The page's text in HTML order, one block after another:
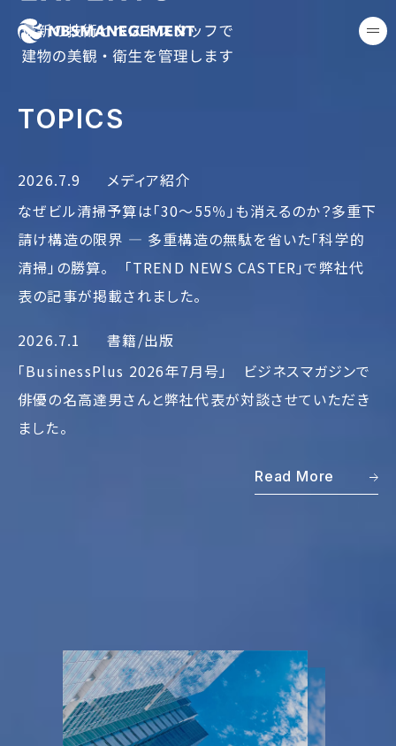
東京の清掃会社｜株式会社
TOPICS
2026.7.9
メディア紹介
なぜビル清掃予算は「30〜55％」も消えるのか？多重下
請け構造の限界 ― 多重構造の無駄を省いた「科学的
清掃」の勝算。 「TREND NEWS CASTER」で弊社代
表の記事が掲載されました。
2026.7.1
書籍/出版
「BusinessPlus 2026年7月号」 ビジネスマガジンで
俳優の名高達男さんと弊社代表が対談させていただき
ました。
Read More